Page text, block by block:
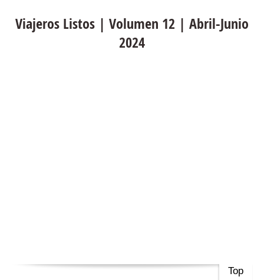
Viajeros Listos | Volumen 12 | Abril-Junio
2024
Top